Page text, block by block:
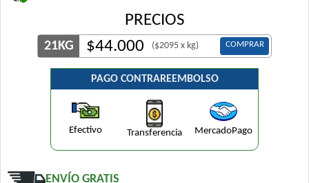
PRECIOS
21KG $44.000 ($2095 x kg) COMPRAR
PAGO CONTRAREEMBOLSO
Efectivo Transferencia MercadoPago
ENVÍO GRATIS